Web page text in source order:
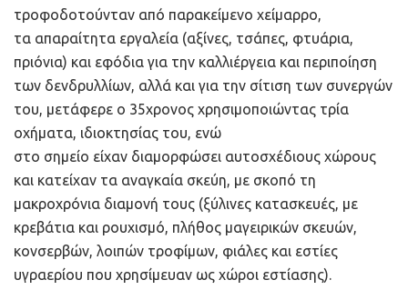
τροφοδοτούνταν από παρακείμενο χείμαρρο,
τα απαραίτητα εργαλεία (αξίνες, τσάπες, φτυάρια,
πριόνια) και εφόδια για την καλλιέργεια και περιποίηση
των δενδρυλλίων, αλλά και για την σίτιση των συνεργών
του, μετάφερε ο 35χρονος χρησιμοποιώντας τρία
οχήματα, ιδιοκτησίας του, ενώ
στο σημείο είχαν διαμορφώσει αυτοσχέδιους χώρους
και κατείχαν τα αναγκαία σκεύη, με σκοπό τη
μακροχρόνια διαμονή τους (ξύλινες κατασκευές, με
κρεβάτια και ρουχισμό, πλήθος μαγειρικών σκευών,
κονσερβών, λοιπών τροφίμων, φιάλες και εστίες
υγραερίου που χρησίμευαν ως χώροι εστίασης).